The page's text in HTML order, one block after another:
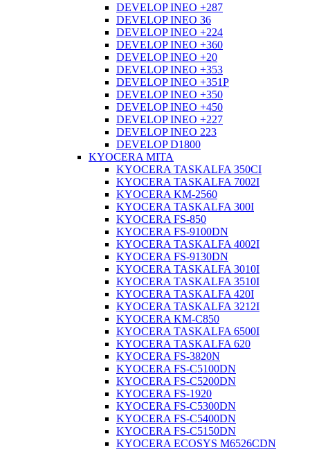
DEVELOP INEO +287
DEVELOP INEO 36
DEVELOP INEO +224
DEVELOP INEO +360
DEVELOP INEO +20
DEVELOP INEO +353
DEVELOP INEO +351P
DEVELOP INEO +350
DEVELOP INEO +450
DEVELOP INEO +227
DEVELOP INEO 223
DEVELOP D1800
KYOCERA MITA
KYOCERA TASKALFA 350CI
KYOCERA TASKALFA 7002I
KYOCERA KM-2560
KYOCERA TASKALFA 300I
KYOCERA FS-850
KYOCERA FS-9100DN
KYOCERA TASKALFA 4002I
KYOCERA FS-9130DN
KYOCERA TASKALFA 3010I
KYOCERA TASKALFA 3510I
KYOCERA TASKALFA 420I
KYOCERA TASKALFA 3212I
KYOCERA KM-C850
KYOCERA TASKALFA 6500I
KYOCERA TASKALFA 620
KYOCERA FS-3820N
KYOCERA FS-C5100DN
KYOCERA FS-C5200DN
KYOCERA FS-1920
KYOCERA FS-C5300DN
KYOCERA FS-C5400DN
KYOCERA FS-C5150DN
KYOCERA ECOSYS M6526CDN